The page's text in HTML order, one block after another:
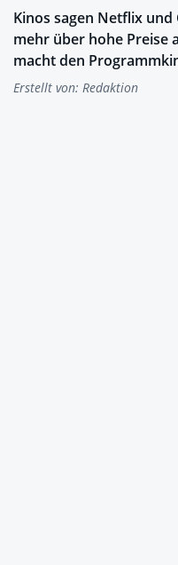
Kinos sagen Netflix und
mehr über hohe Preise
macht den
Erstellt von: Redaktion